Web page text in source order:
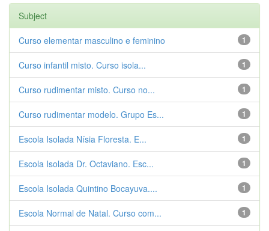
Subject
1
Curso elementar masculino e feminino
1
Curso infantil misto. Curso isola...
1
Curso rudimentar misto. Curso no...
1
Curso rudimentar modelo. Grupo Es...
1
Escola Isolada Nísia Floresta. E...
1
Escola Isolada Dr. Octaviano. Esc...
1
Escola Isolada Quintino Bocayuva....
1
Escola Normal de Natal. Curso com...